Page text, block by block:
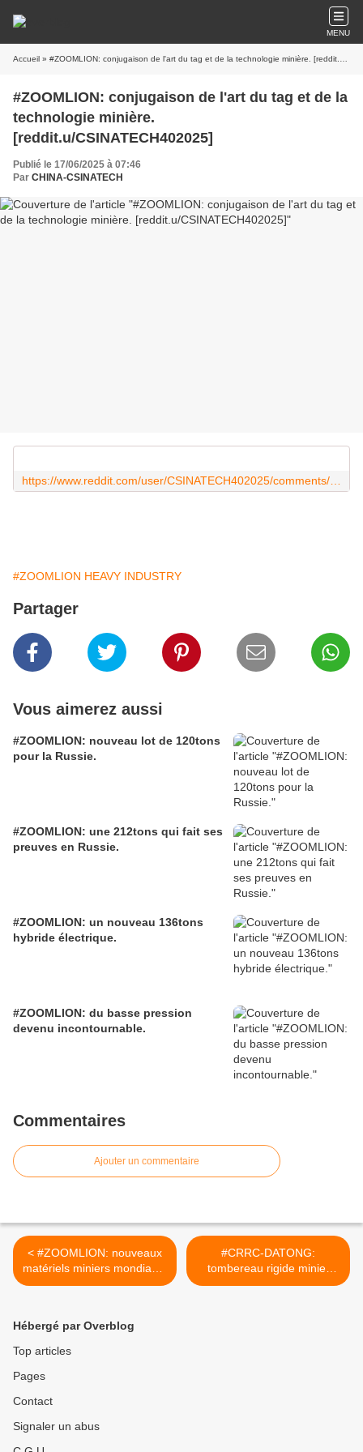
MENU
Accueil » #ZOOMLION: conjugaison de l'art du tag et de la technologie minière. [reddit.u/CSINATECH402025]
#ZOOMLION: conjugaison de l'art du tag et de la
technologie minière.
[reddit.u/CSINATECH402025]
Publié le 17/06/2025 à 07:46
Par CHINA-CSINATECH
#ZOOMLION HEAVY INDUSTRY
Partager
Vous aimerez aussi
#ZOOMLION: nouveau lot de 120tons
pour la Russie.
#ZOOMLION: une 212tons qui fait ses
preuves en Russie.
#ZOOMLION: un nouveau 136tons
hybride électrique.
#ZOOMLION: du basse pression
devenu incontournable.
Commentaires
Ajouter un commentaire
< #ZOOMLION: nouveaux
matériels miniers mondiaux.
[reddit.u/CSINATECH40202
#CRRC-DATONG:
tombereau rigide minier
toutes roues motrices.
Hébergé par Overblog
Top articles
Pages
Contact
Signaler un abus